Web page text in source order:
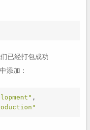
已经打包成功
添加：
,